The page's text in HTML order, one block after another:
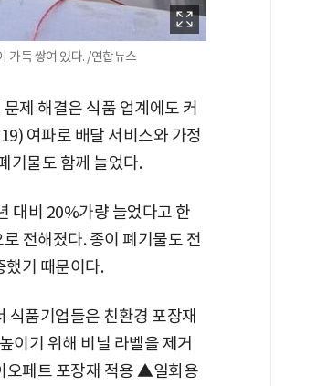
가득 쌓여 있다. /연합뉴스
제 해결은 식품 업계에도 커
여파로 배달 서비스와 가정
기물도 함께 늘었다.
대비 20%가량 늘었다고 한
전해졌다. 종이 폐기물도 전
했기 때문이다.
식품기업들은 친환경 포장재
이기 위해 비닐 라벨을 제거
오페트 포장재 적용 ▲일회용